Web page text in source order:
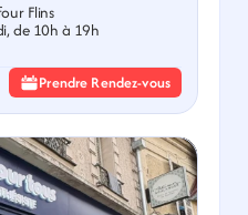
Flins
de 10h à 19h
Prendre Rendez-vous